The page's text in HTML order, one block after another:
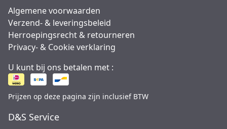
Algemene voorwaarden
Verzend- & leveringsbeleid
Herroepingsrecht & retourneren
Privacy- & Cookie verklaring
U kunt bij ons betalen met :
Prijzen op deze pagina zijn inclusief BTW
D&S Service